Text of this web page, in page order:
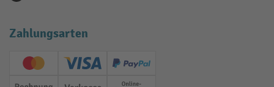
Zahlungsarten
Creditcard (Master)Creditcard (Visa)
PayPal